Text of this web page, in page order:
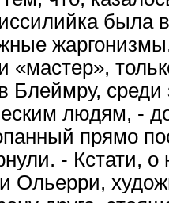
была
«мастер»,
Блеймру,
людям, -
прямо
- Кстати, о
Ольерри,